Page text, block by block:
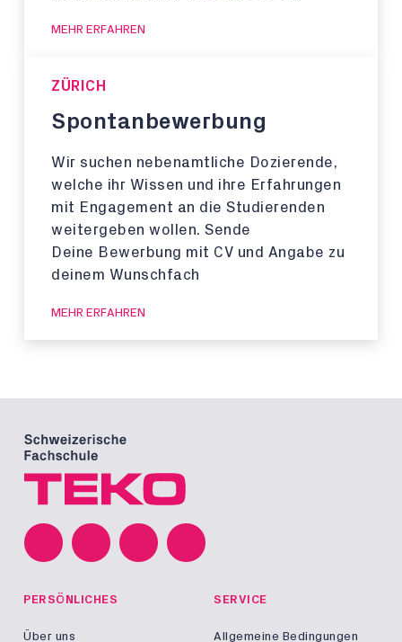
MEHR ERFAHREN
ZÜRICH
Spontanbewerbung
Wir suchen nebenamtliche Dozierende,
welche ihr Wissen und ihre Erfahrungen
mit Engagement an die Studierenden
weitergeben wollen. Sende
Deine Bewerbung mit CV und Angabe zu
deinem Wunschfach
MEHR ERFAHREN
PERSÖNLICHES
Über uns
SERVICE
Allgemeine Bedingungen